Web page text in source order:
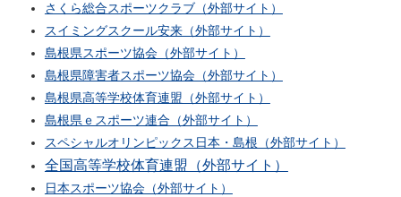
さくら総合スポーツクラブ（外部サイト）
スイミングスクール安来（外部サイト）
島根県スポーツ協会（外部サイト）
島根県障害者スポーツ協会（外部サイト）
島根県高等学校体育連盟（外部サイト）
島根県ｅスポーツ連合（外部サイト）
スペシャルオリンピックス日本・島根（外部サイト）
全国高等学校体育連盟（外部サイト）
日本スポーツ協会（外部サイト）